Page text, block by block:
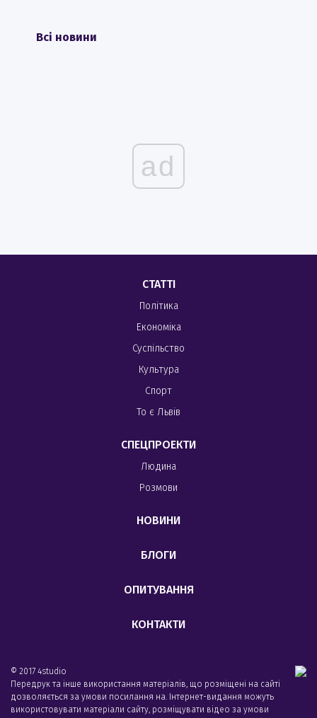
Всі новини
ad
СТАТТІ
Політика
Економіка
Суспільство
Культура
Спорт
То є Львів
СПЕЦПРОЕКТИ
Людина
Розмови
НОВИНИ
БЛОГИ
ОПИТУВАННЯ
КОНТАКТИ
© 2017 4studio
Передрук та інше використання матеріалів, що розміщені на сайті
дозволяється за умови посилання на. Інтернет-видання можуть
використовувати матеріали сайту, розміщувати відео за умови